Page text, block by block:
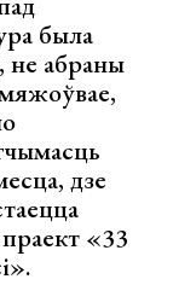
была
не абраны
дзе
праект «33